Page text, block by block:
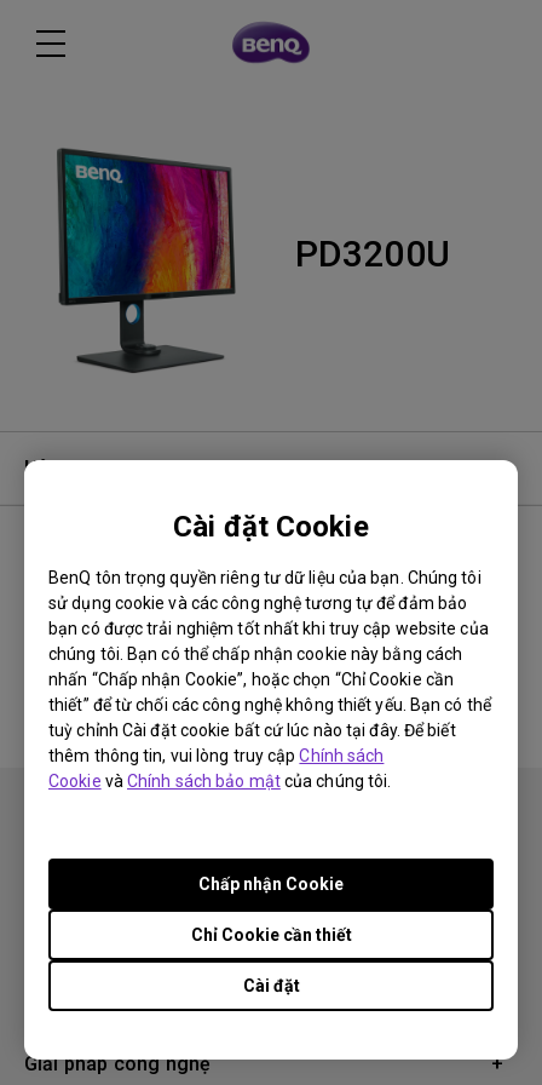
Cài đặt Cookie
BenQ tôn trọng quyền riêng tư dữ liệu của bạn. Chúng tôi
sử dụng cookie và các công nghệ tương tự để đảm bảo
bạn có được trải nghiệm tốt nhất khi truy cập website của
chúng tôi. Bạn có thể chấp nhận cookie này bằng cách
nhấn “Chấp nhận Cookie”, hoặc chọn “Chỉ Cookie cần
thiết” để từ chối các công nghệ không thiết yếu. Bạn có thể
tuỳ chỉnh Cài đặt cookie bất cứ lúc nào tại đây. Để biết
thêm thông tin, vui lòng truy cậpChính sách
Cookie vàChính sách bảo mậtcủa chúng tôi.
Cài đặt
Chỉ Cookie cần thiết
Chấp nhận Cookie
PD3200U
Hỏi đáp video
Không có video liên quan
Theo dõi
Sản phẩm
Máy chiếu
Giải pháp công nghệ